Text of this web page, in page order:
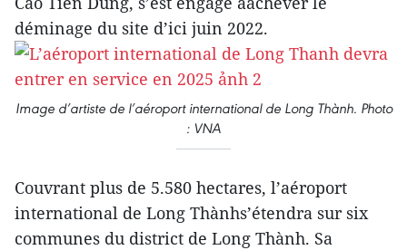
déminage du site d’ici juin 2022.
Image d’artiste de l’aéroport international de Long Thành. Photo
: VNA
Couvrant plus de 5.580 hectares, l’aéroport
international de Long Thànhs’étendra sur six
communes du district de Long Thành. Sa